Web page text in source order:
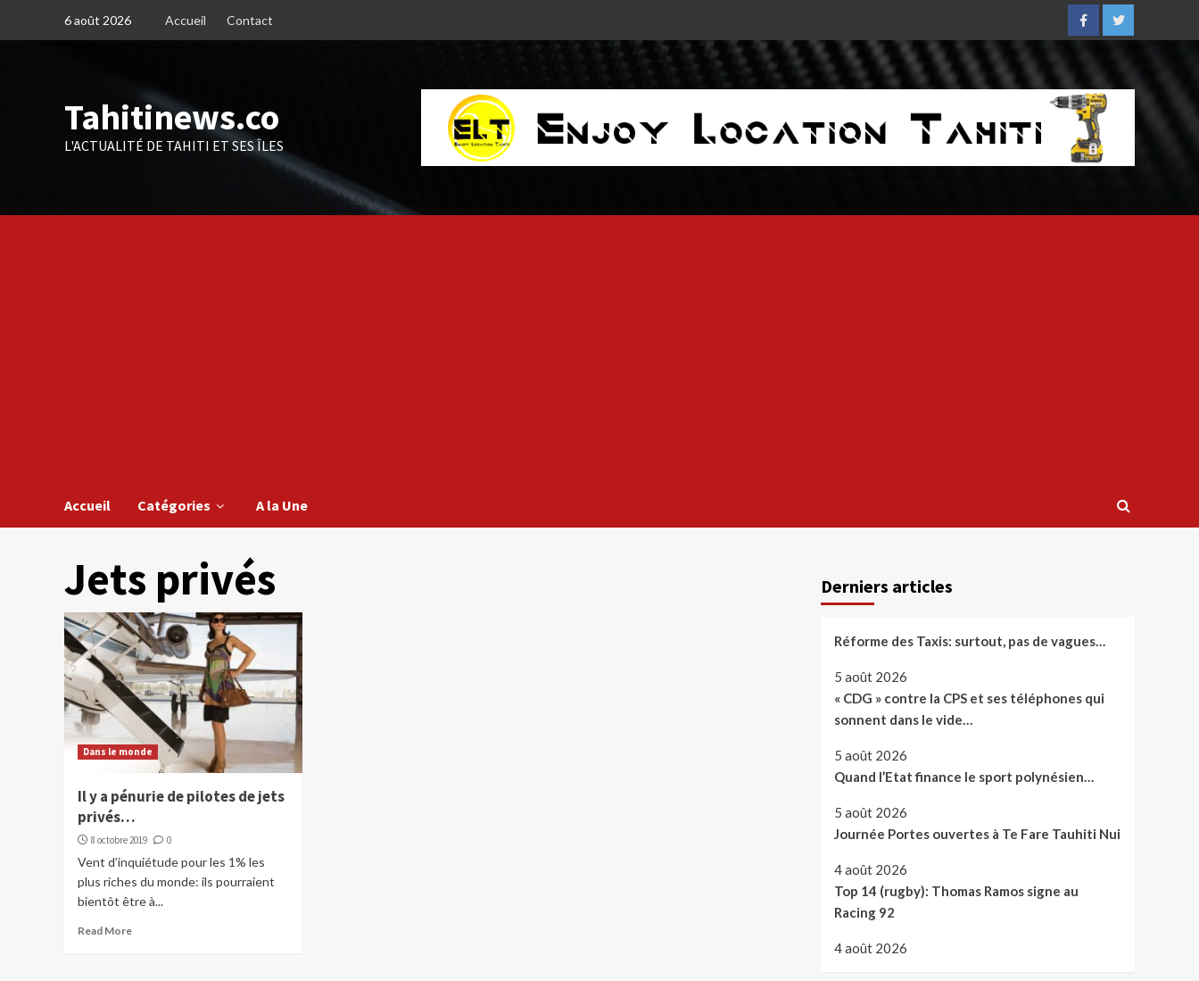
6 août 2026 Accueil Contact
FacebookTwitter
Tahitinews.co
L'ACTUALITÉ DE TAHITI ET SES ÎLES
Accueil Catégories A la Une
Jets privés
Dans le monde
Il y a pénurie de pilotes de jets
privés…
8 octobre 2019 0
Vent d’inquiétude pour les 1% les
plus riches du monde: ils pourraient
bientôt être à...
Read More
Derniers articles
Réforme des Taxis: surtout, pas de vagues…
5 août 2026
« CDG » contre la CPS et ses téléphones qui
sonnent dans le vide…
5 août 2026
Quand l’Etat finance le sport polynésien…
5 août 2026
Journée Portes ouvertes à Te Fare Tauhiti Nui
4 août 2026
Top 14 (rugby): Thomas Ramos signe au
Racing 92
4 août 2026